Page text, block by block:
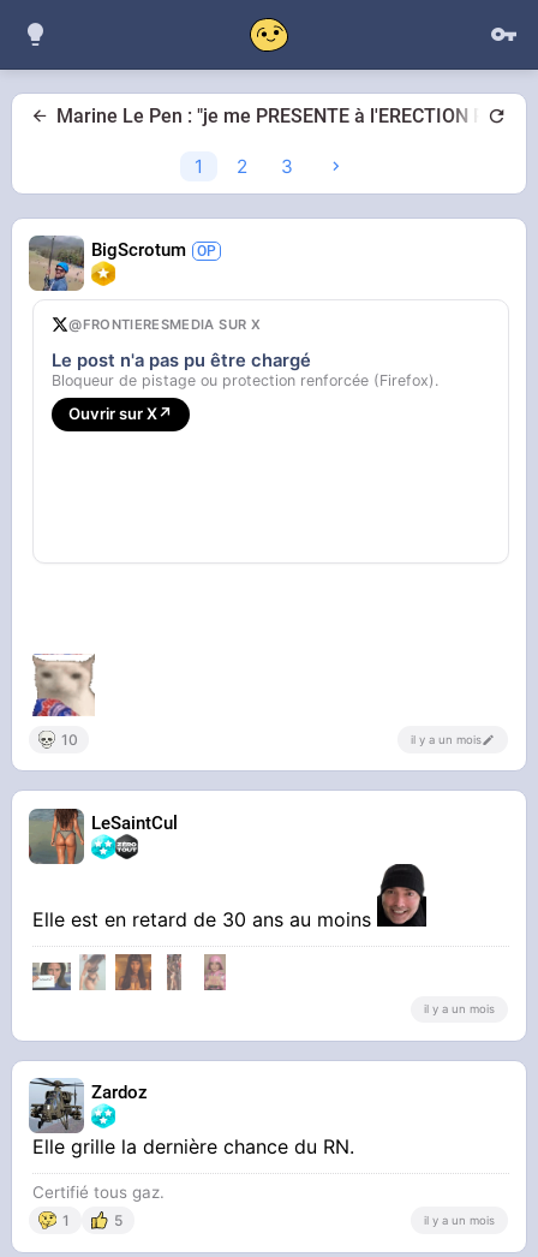
Marine Le Pen : "je me PRESENTE à l'ERECTION
1 2 3
BigScrotum
@FRONTIERESMEDIA SUR X
Le post n'a pas pu être chargé
Bloqueur de pistage ou protection renforcée (Firefox).
Ouvrir sur X↗
10 il y a un mois
LeSaintCul
Elle est en retard de 30 ans au moins
il y a un mois
Zardoz
Elle grille la dernière chance du RN.
Certifié tous gaz.
1 5 il y a un mois